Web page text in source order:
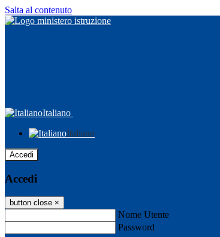
Salta al contenuto
Italiano
Italiano
Accedi
Accedi
button close ×
Nome Utente
Password